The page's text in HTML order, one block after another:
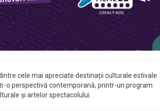
cele mai apreciate destinații culturale estivale
o perspectivă contemporană, printr-un program
și artelor spectacolului.